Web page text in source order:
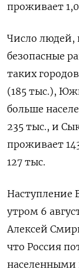
проживает
Число людей,
безопасные
таких
(185 тыс.),
больше
235 тыс., и
проживает
127 тыс.
Наступление
утром 6
Алексей
что Россия
населенными